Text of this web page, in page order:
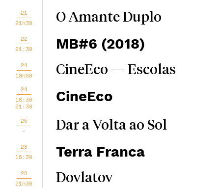
21
21h30
O Amante Duplo
22
21:30
MB#6 (2018)
24
10h00
CineEco — Escolas
24
18:30
21:30
CineEco
25
-
Dar a Volta ao Sol
28
18:30
Terra Franca
28
21h30
Dovlatov